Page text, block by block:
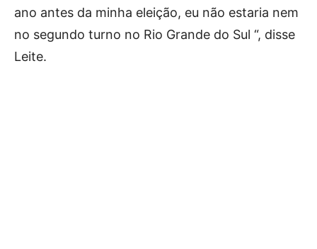
ano antes da minha eleição, eu não estaria nem
no segundo turno no Rio Grande do Sul “, disse
Leite.